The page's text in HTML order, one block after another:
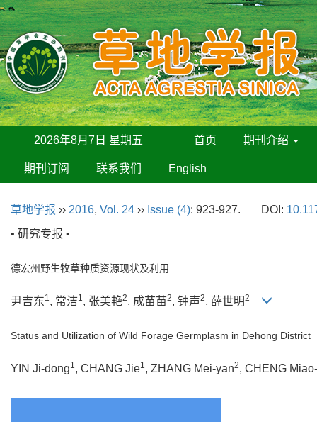
2026年8月7日 星期五 首页 期刊介绍
期刊订阅 联系我们 English
草地学报 ›› 2016, Vol. 24 ›› Issue (4): 923-927. DOI:
• 研究专报 •
德宏州野生牧草种质资源现状及利用
尹吉东1, 常洁1, 张美艳2, 成苗苗2, 钟声2, 薛世明2
Status and Utilization of Wild Forage Germplasm in Dehong District
YIN Ji-dong1, CHANG Jie1, ZHANG Mei-yan2, CHENG